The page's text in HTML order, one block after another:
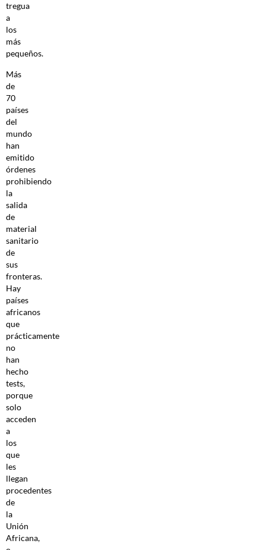
tregua
a
los
más
pequeños.
Más
de
70
países
del
mundo
han
emitido
órdenes
prohibiendo
la
salida
de
material
sanitario
de
sus
fronteras.
Hay
países
africanos
que
prácticamente
no
han
hecho
tests,
porque
solo
acceden
a
los
que
les
llegan
procedentes
de
la
Unión
Africana,